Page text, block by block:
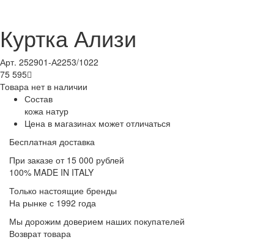
Куртка Ализи
Арт. 252901-А2253/1022
75 595
Товара нет в наличии
Состав
кожа натур
Цена в магазинах может отличаться
Бесплатная доставка
При заказе от 15 000 рублей
100% MADE IN ITALY
Только настоящие бренды
На рынке с 1992 года
Мы дорожим доверием наших покупателей
Возврат товара